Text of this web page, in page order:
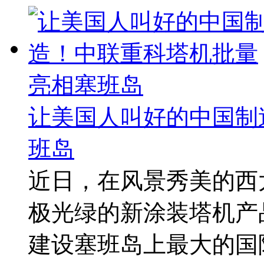
让美国人叫好的中国
班岛
近日，在风景秀美的
极光绿的新涂装塔机产
建设塞班岛上最大的